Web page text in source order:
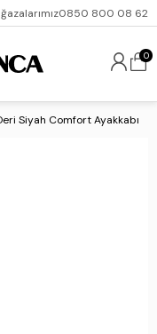
0850 800 08 62
0
Siyah Comfort Ayakkabı